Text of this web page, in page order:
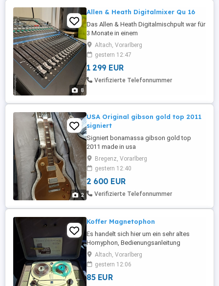
8
Allen & Heath Digitalmixer Qu 16
Das Allen & Heath Digitalmischpult war für
3 Monate in einem
Nichtraucherproberaum im Einsatz. Dann
hat sich die Band aufgelöst. Für eine
Junge Band ein Mixer, mit dem man
gestellt ist. Mit dabei ist das passende
Case sowie die originale
Altach, Vorarlberg
gestern 12:47
1 299 EUR
Verifizierte Telefonnummer
2
USA Original gibson gold top 2011
signiert
Signiert bonamassa gibson gold top
2011 made in usa
Bregenz, Vorarlberg
gestern 12:40
2 600 EUR
Verifizierte Telefonnummer
Koffer Magnetophon
Es handelt sich hier um ein sehr altes
Hornyphon, Bedienungsanleitung
vorhanden. Es ist reparaturbedürftig.
Jemand der sich auskennt, bringt es
sicher zum laufen. Momentan macht es
nur "Geräusche".
Altach, Vorarlberg
gestern 12:06
85 EUR